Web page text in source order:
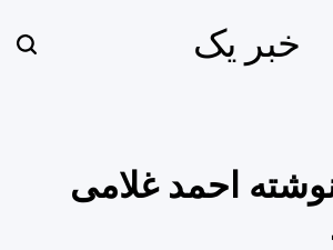
خبر یک
احمد غلامی